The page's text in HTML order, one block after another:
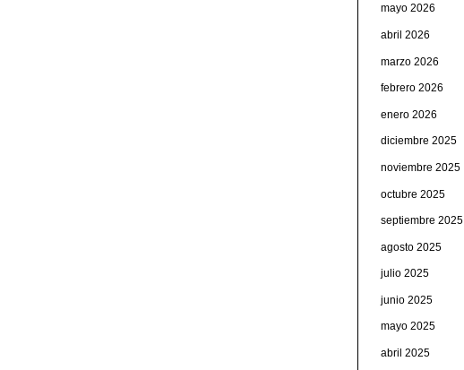
mayo 2026
abril 2026
marzo 2026
febrero 2026
enero 2026
diciembre 2025
noviembre 2025
octubre 2025
septiembre 2025
agosto 2025
julio 2025
junio 2025
mayo 2025
abril 2025